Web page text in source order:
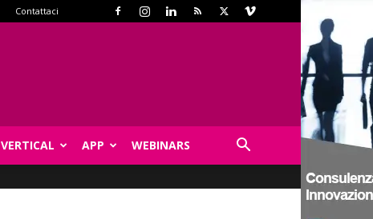
Contattaci
VERTICAL APP WEBINARS